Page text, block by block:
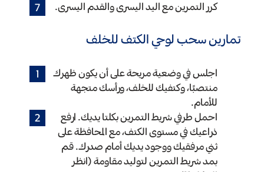
كرر التمرين مع اليد اليسرى والقدم اليسرى.
تمارين سحب لوحي الكتف للخلف
اجلس في وضعية مريحة على أن يكون ظهرك
منتصبًا، وكتفيك للخلف، ورأسك متجهة
للأمام.
احمل طرفي شريط التمرين بكلتا يديك. ارفع
ذراعيك في مستوى الكتف، مع المحافظة على
ثني مرفقيك ووجود يديك أمام صدرك. قم
بمد شريط التمرين لتوليد مقاومة (انظر